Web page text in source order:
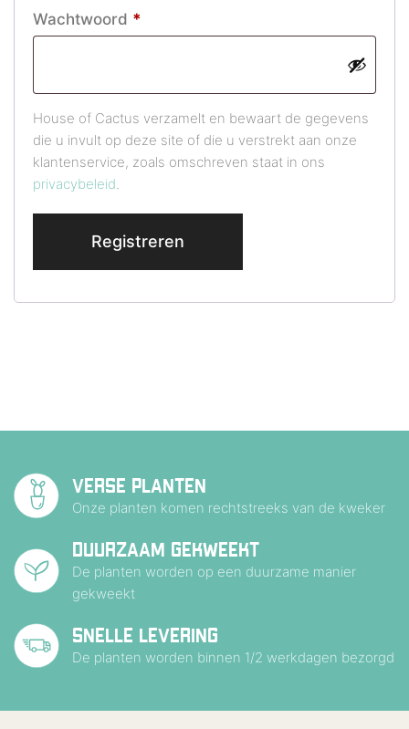
Wachtwoord *
House of Cactus verzamelt en bewaart de gegevens
die u invult op deze site of die u verstrekt aan onze
klantenservice, zoals omschreven staat in ons
privacybeleid.
Registreren
VERSE PLANTEN
Onze planten komen rechtstreeks van de kweker
DUURZAAM GEKWEEKT
De planten worden op een duurzame manier
gekweekt
SNELLE LEVERING
De planten worden binnen 1/2 werkdagen bezorgd